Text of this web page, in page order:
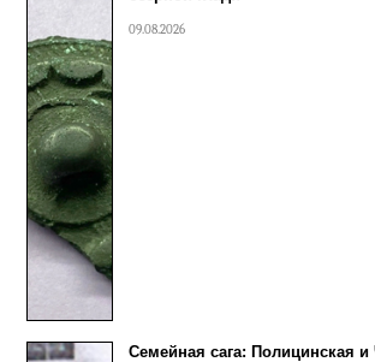
09.08.2026
Семейная сага: Полицинская